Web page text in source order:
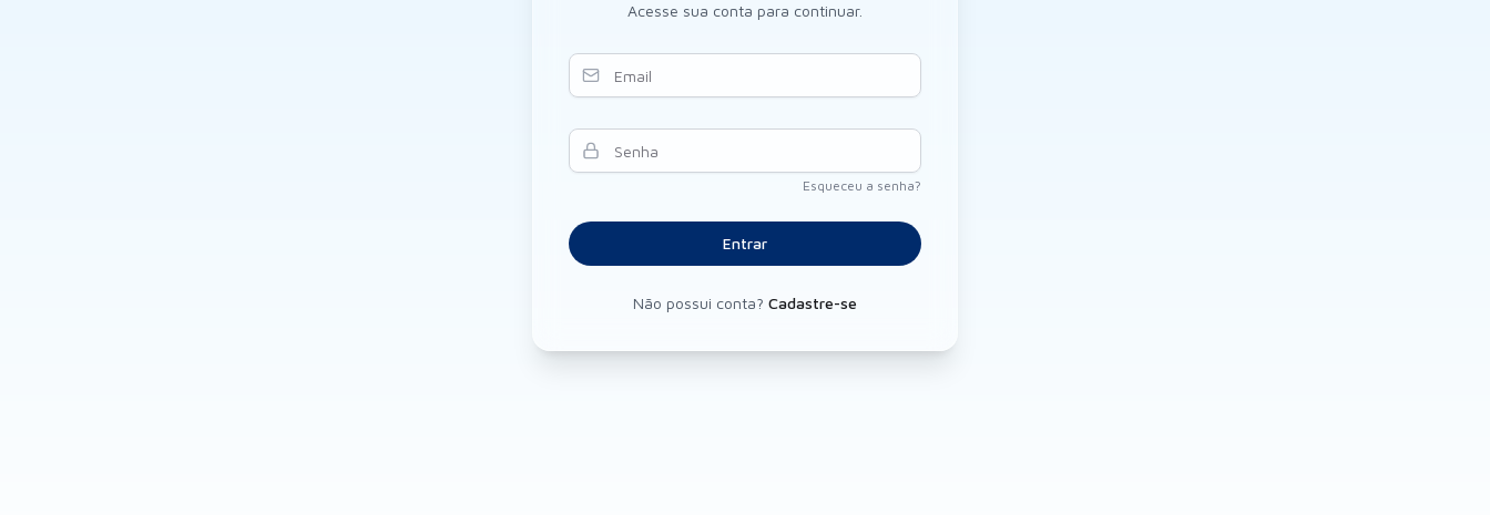
Acesse sua conta para continuar.
E-mail
Senha
Esqueceu a senha?
Entrar
Não possui conta? Cadastre-se